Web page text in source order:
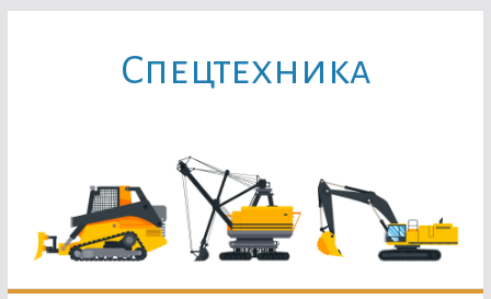
содержимомуCпецтехника